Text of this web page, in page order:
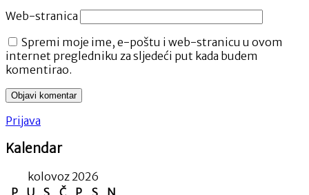
Web-stranica
Spremi moje ime, e-poštu i web-stranicu u ovom
internet pregledniku za sljedeći put kada budem
komentirao.
Prijava
Kalendar
kolovoz 2026
P
U S Č P S
N